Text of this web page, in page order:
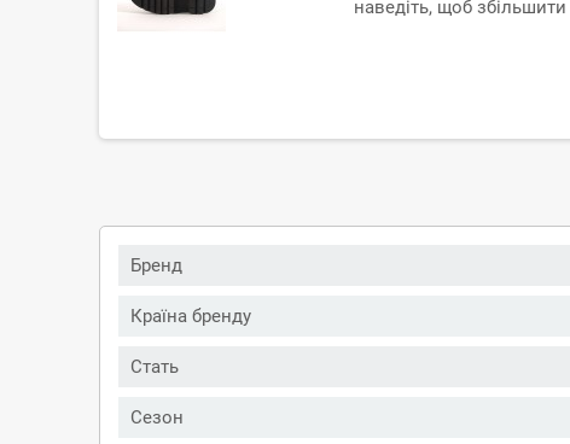
наведіть, щоб збільшити
Бренд
Країна бренду
Стать
Сезон